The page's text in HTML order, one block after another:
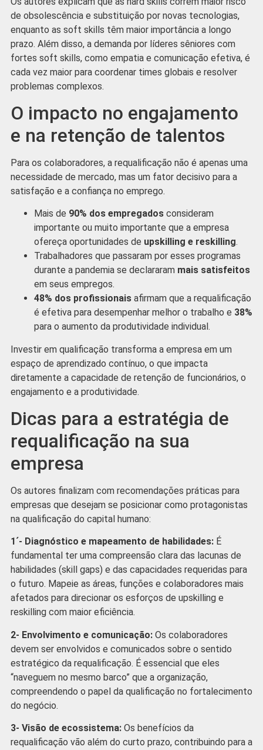
de obsolescência e substituição por novas tecnologias,
enquanto as soft skills têm maior importância a longo
prazo. Além disso, a demanda por líderes sêniores com
fortes soft skills, como empatia e comunicação efetiva, é
cada vez maior para coordenar times globais e resolver
problemas complexos.
O impacto no engajamento
e na retenção de talentos
Para os colaboradores, a requalificação não é apenas uma
necessidade de mercado, mas um fator decisivo para a
satisfação e a confiança no emprego.
Mais de 90% dos empregadosconsideram
importante ou muito importante que a empresa
ofereça oportunidades de upskilling e reskilling.
Trabalhadores que passaram por esses programas
durante a pandemia se declararam mais satisfeitos
em seus empregos.
48% dos profissionaisafirmam que a requalificação
é efetiva para desempenhar melhor o trabalho e 38%
para o aumento da produtividade individual.
Investir em qualificação transforma a empresa em um
espaço de aprendizado contínuo, o que impacta
diretamente a capacidade de retenção de funcionários, o
engajamento e a produtividade.
Dicas para a estratégia de
requalificação na sua
empresa
Os autores finalizam com recomendações práticas para
empresas que desejam se posicionar como protagonistas
na qualificação do capital humano:
1´- Diagnóstico e mapeamento de habilidades:É
fundamental ter uma compreensão clara das lacunas de
habilidades (skill gaps) e das capacidades requeridas para
o futuro. Mapeie as áreas, funções e colaboradores mais
afetados para direcionar os esforços de upskilling e
reskilling com maior eficiência.
2- Envolvimento e comunicação:Os colaboradores
devem ser envolvidos e comunicados sobre o sentido
estratégico da requalificação. É essencial que eles
“naveguem no mesmo barco” que a organização,
compreendendo o papel da qualificação no fortalecimento
do negócio.
3- Visão de ecossistema: Os benefícios da
requalificação vão além do curto prazo, contribuindo para a